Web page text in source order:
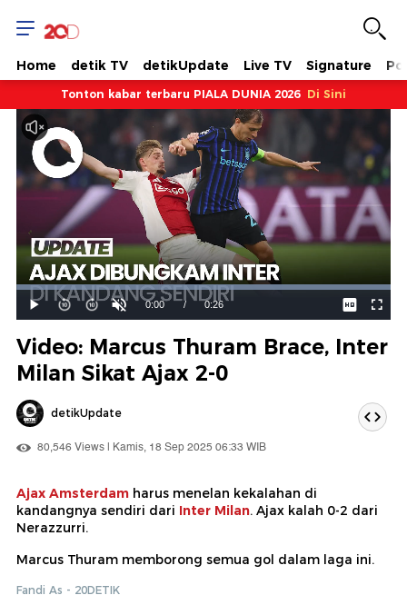
Home detik TV detikUpdate Live TV Signature
Tonton kabar terbaru PIALA DUNIA 2026 Di Sini
Mainkan
Suara
Hidup
Waktu
ini
0:00 / Durasi
0:26
Dimuat:
100.00%
Video: Marcus Thuram Brace, Inter
Milan Sikat Ajax 2-0
detikUpdate
80,546 Views | Kamis, 18 Sep 2025 06:33 WIB
Ajax Amsterdam harus menelan kekalahan di
kandangnya sendiri dari Inter Milan. Ajax kalah 0-2 dari
Nerazzurri.
Marcus Thuram memborong semua gol dalam laga ini.
Fandi As - 20DETIK